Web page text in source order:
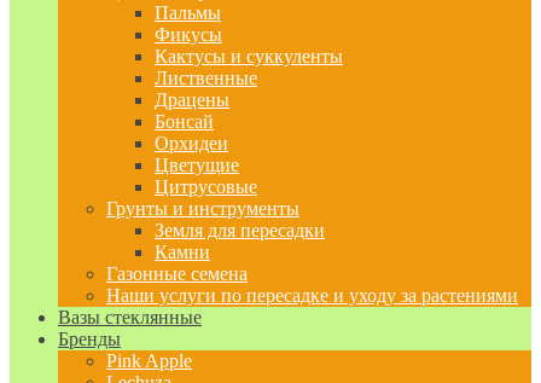
Пальмы
Фикусы
Кактусы и суккуленты
Лиственные
Драцены
Бонсай
Орхидеи
Цветущие
Цитрусовые
Грунты и инструменты
Земля для пересадки
Камни
Газонные семена
Наши услуги по пересадке и уходу за растениями
Вазы стеклянные
Бренды
Pink Apple